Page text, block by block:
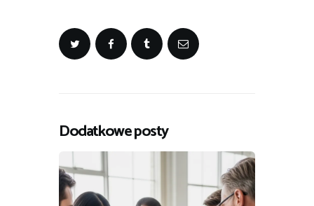
Dodatkowe posty